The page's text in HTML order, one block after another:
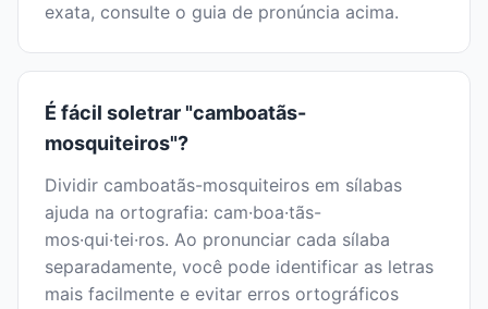
exata, consulte o guia de pronúncia acima.
É fácil soletrar "camboatãs-
mosquiteiros"?
Dividir camboatãs-mosquiteiros em sílabas
ajuda na ortografia: cam·boa·tãs-
mos·qui·tei·ros. Ao pronunciar cada sílaba
separadamente, você pode identificar as letras
mais facilmente e evitar erros ortográficos